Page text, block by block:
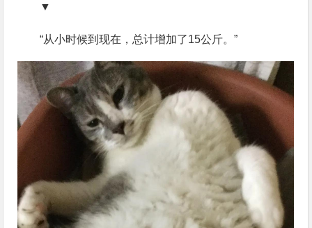
▼
“从小时候到现在，总计增加了15公斤。”